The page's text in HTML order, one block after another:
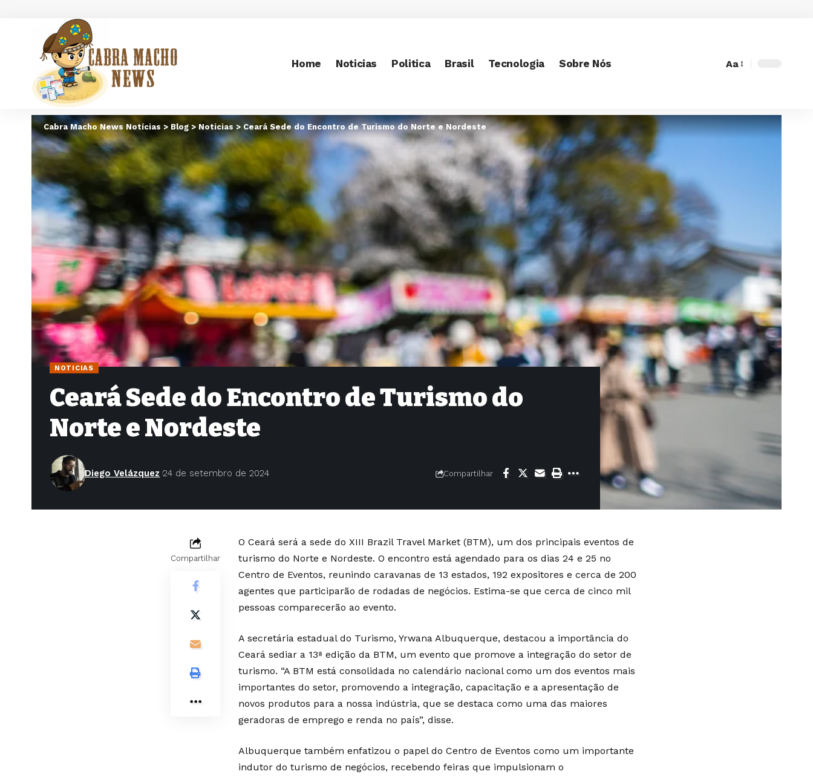
Home Noticias Politica Brasil Tecnologia Sobre Nós
Font
Aa
Cabra Macho News Notícias > Blog > Noticias > Ceará Sede do Encontro de Turismo do Norte e Nordeste
NOTICIAS
Ceará Sede do Encontro de Turismo do
Norte e Nordeste
Diego Velázquez 24 de setembro de 2024 Compartilhar
Compartilhar
O Ceará será a sede do XIII Brazil Travel Market (BTM), um dos principais eventos de
turismo do Norte e Nordeste. O encontro está agendado para os dias 24 e 25 no
Centro de Eventos, reunindo caravanas de 13 estados, 192 expositores e cerca de 200
agentes que participarão de rodadas de negócios. Estima-se que cerca de cinco mil
pessoas comparecerão ao evento.
A secretária estadual do Turismo, Yrwana Albuquerque, destacou a importância do
Ceará sediar a 13ª edição da BTM, um evento que promove a integração do setor de
turismo. “A BTM está consolidada no calendário nacional como um dos eventos mais
importantes do setor, promovendo a integração, capacitação e a apresentação de
novos produtos para a nossa indústria, que se destaca como uma das maiores
geradoras de emprego e renda no país”, disse.
Albuquerque também enfatizou o papel do Centro de Eventos como um importante
indutor do turismo de negócios, recebendo feiras que impulsionam o